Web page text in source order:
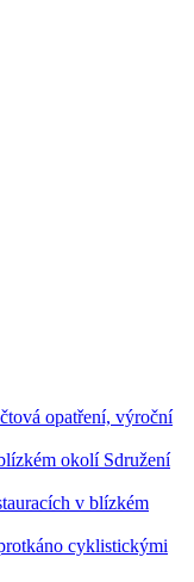
opatření, výroční
okolí Sdružení
v blízkém
cyklistickými